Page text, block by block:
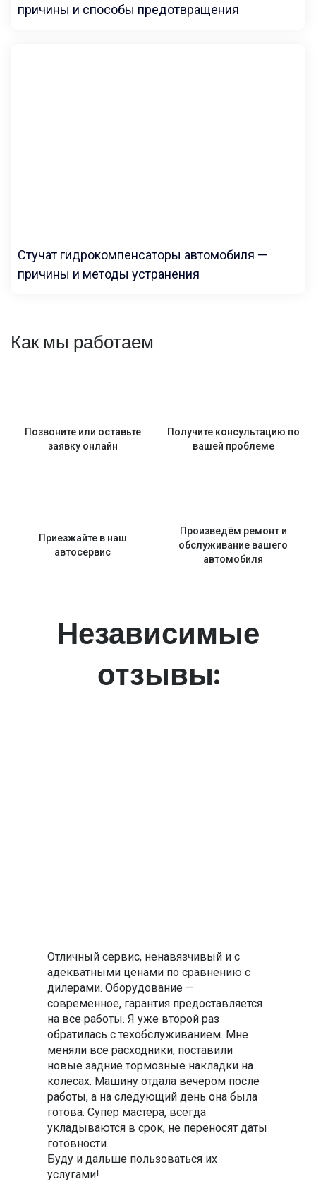
причины и способы предотвращения
Стучат гидрокомпенсаторы автомобиля —
причины и методы устранения
Как мы работаем
Позвоните или оставьте
заявку онлайн
Получите консультацию по
вашей проблеме
Приезжайте в наш
автосервис
Произведём ремонт и
обслуживание вашего
автомобиля
Независимые
отзывы:
Отличный сервис, ненавязчивый и с
адекватными ценами по сравнению с
дилерами. Оборудование —
современное, гарантия предоставляется
на все работы. Я уже второй раз
обратилась с техобслуживанием. Мне
меняли все расходники, поставили
новые задние тормозные накладки на
колесах. Машину отдала вечером после
работы, а на следующий день она была
готова. Супер мастера, всегда
укладываются в срок, не переносят даты
готовности.
Буду и дальше пользоваться их
услугами!